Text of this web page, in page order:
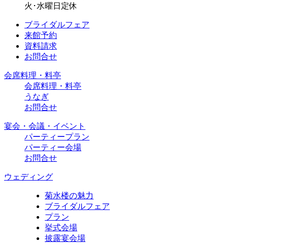
火･水曜日定休
ブライダルフェア
来館予約
資料請求
お問合せ
会席料理・料亭
会席料理・料亭
うなぎ
お問合せ
宴会・会議・イベント
パーティープラン
パーティー会場
お問合せ
ウェディング
菊水楼の魅力
ブライダルフェア
プラン
挙式会場
披露宴会場